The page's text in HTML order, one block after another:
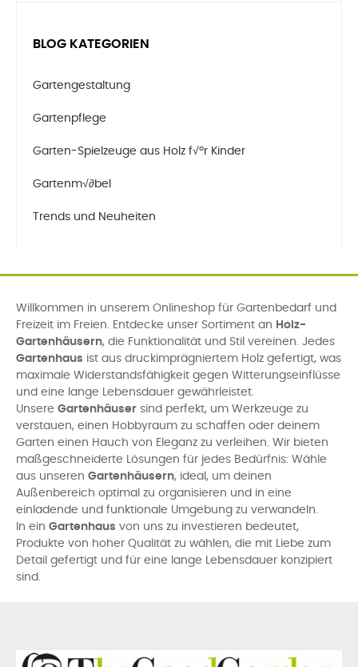
BLOG KATEGORIEN
Gartengestaltung
Gartenpflege
Garten-Spielzeuge aus Holz f√ºr Kinder
Gartenm√∂bel
Trends und Neuheiten
Willkommen in unserem Onlineshop für Gartenbedarf und
Freizeit im Freien. Entdecke unser Sortiment an Holz-
Gartenhäusern, die Funktionalität und Stil vereinen. Jedes
Gartenhaus ist aus druckimprägniertem Holz gefertigt, was
maximale Widerstandsfähigkeit gegen Witterungseinflüsse
und eine lange Lebensdauer gewährleistet.
Unsere Gartenhäuser sind perfekt, um Werkzeuge zu
verstauen, einen Hobbyraum zu schaffen oder deinem
Garten einen Hauch von Eleganz zu verleihen. Wir bieten
maßgeschneiderte Lösungen für jedes Bedürfnis: Wähle
aus unseren Gartenhäusern, ideal, um deinen
Außenbereich optimal zu organisieren und in eine
einladende und funktionale Umgebung zu verwandeln.
In ein Gartenhaus von uns zu investieren bedeutet,
Produkte von hoher Qualität zu wählen, die mit Liebe zum
Detail gefertigt und für eine lange Lebensdauer konzipiert
sind.